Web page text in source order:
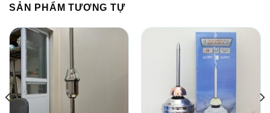
SẢN PHẨM TƯƠNG TỰ